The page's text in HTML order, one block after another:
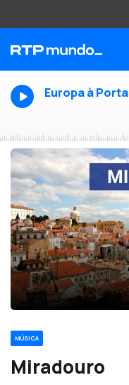
Europa à Porta
MÚSICA
Miradouro